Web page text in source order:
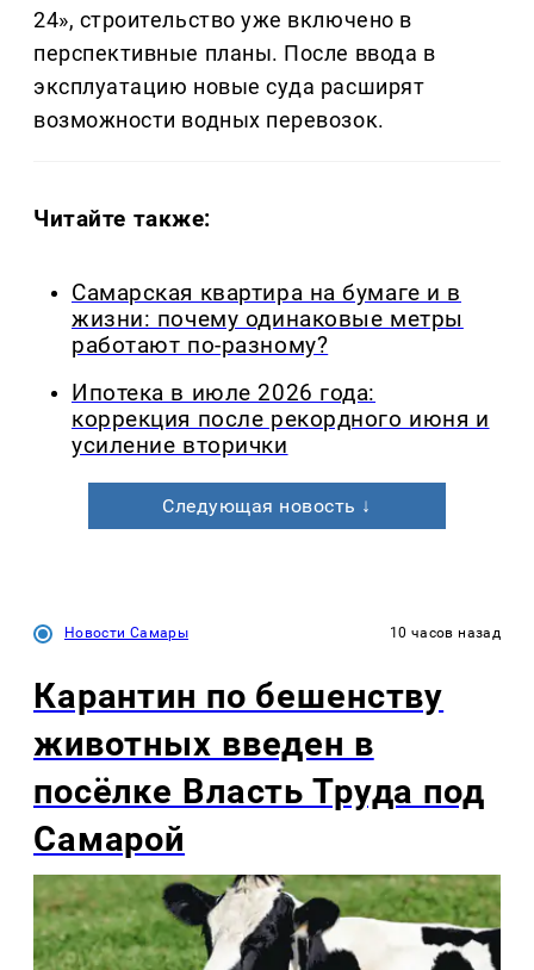
24», строительство уже включено в
перспективные планы. После ввода в
эксплуатацию новые суда расширят
возможности водных перевозок.
Читайте также:
Самарская квартира на бумаге и в
жизни: почему одинаковые метры
работают по-разному?
Ипотека в июле 2026 года:
коррекция после рекордного июня и
усиление вторички
Следующая новость ↓
Новости Самары 10 часов назад
Карантин по бешенству
животных введен в
посёлке Власть Труда под
Самарой